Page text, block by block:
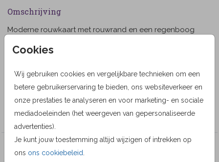
Cookies
Wij gebruiken cookies en vergelijkbare technieken om een
betere gebruikerservaring te bieden, ons websiteverkeer en
onze prestaties te analyseren en voor marketing- en sociale
mediadoeleinden (het weergeven van gepersonaliseerde
advertenties).
Je kunt jouw toestemming altijd wijzigen of intrekken op
ons ons cookiebeleid
Omschrijving
Moderne rouwkaart met rouwrand en een regenboog
passen. (9999)
Designer
MyCards Design
Collectie
Veel gekozen producten